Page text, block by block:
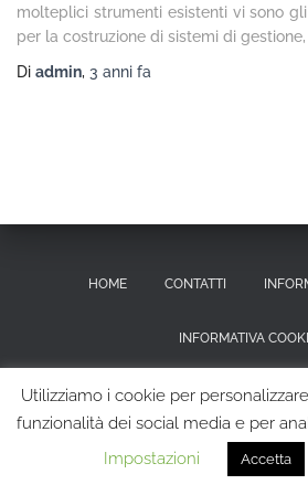
molteplici strumenti esistenti vi sono
per la costruzione di sistemi di
Di admin, 3 anni fa
HOME CONTATTI
INFORMATIVA
RICHIESTA CANCELLAZIONE DEI
Hestia | Sviluppato da
Utilizziamo i cookie per
funzionalità dei social media e per
Impostazioni
Accetta